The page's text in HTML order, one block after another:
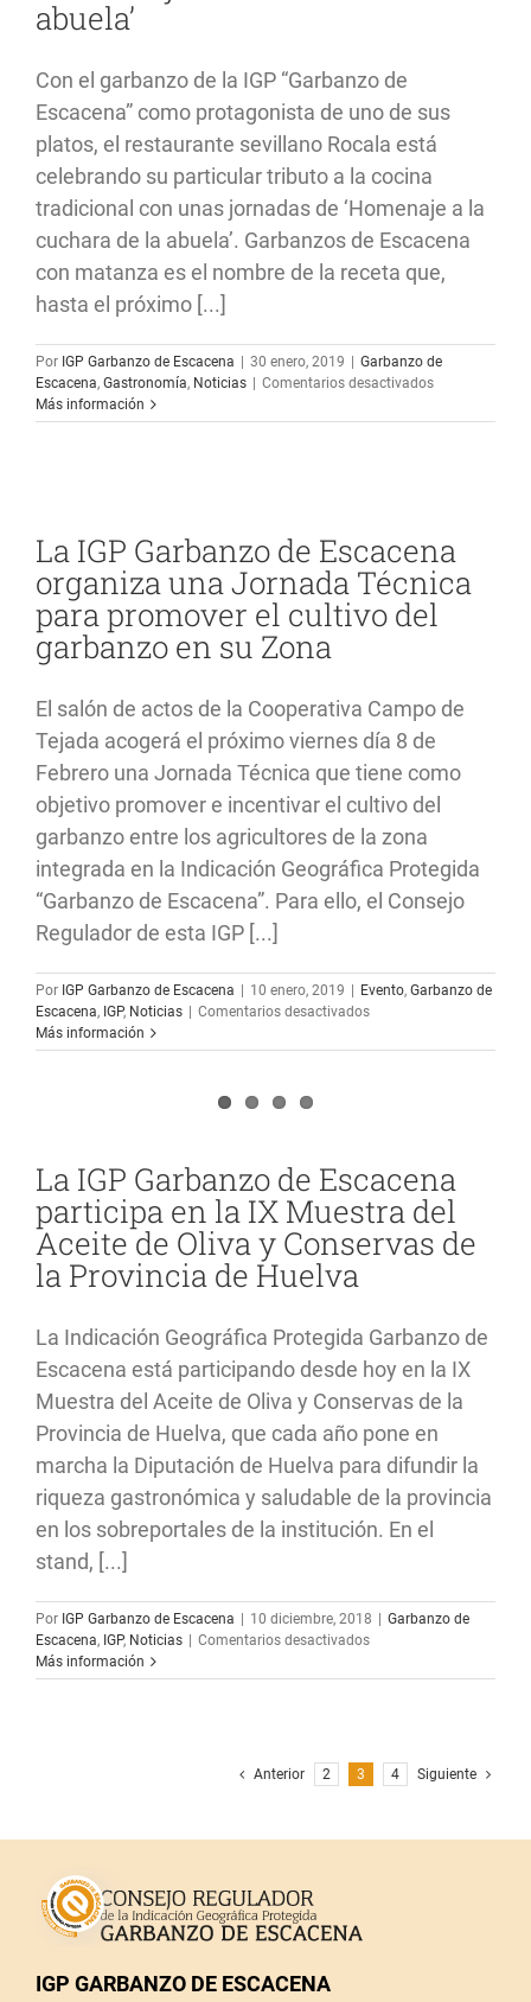
de
la
“Garbanzo
de
abuela’
Con el garbanzo de la IGP “Garbanzo de
Escacena” como protagonista de uno de sus
platos, el restaurante sevillano Rocala está
celebrando su particular tributo a la cocina
tradicional con unas jornadas de ‘Homenaje a la
cuchara de la abuela’. Garbanzos de Escacena
con matanza es el nombre de la receta que,
hasta el próximo [...]
Por IGP Garbanzo de Escacena | 30 enero, 2019 | Garbanzo de
Escacena, Gastronomía, Noticias | Comentarios desactivadosen
restaurante
con
garbanzos
de
a
cuchara
de
abuela’
Más información
La IGP Garbanzo de Escacena
organiza una Jornada Técnica
para promover el cultivo del
garbanzo en su Zona
El salón de actos de la Cooperativa Campo de
Tejada acogerá el próximo viernes día 8 de
Febrero una Jornada Técnica que tiene como
objetivo promover e incentivar el cultivo del
garbanzo entre los agricultores de la zona
integrada en la Indicación Geográfica Protegida
“Garbanzo de Escacena”. Para ello, el Consejo
Regulador de esta IGP [...]
Por IGP Garbanzo de Escacena | 10 enero, 2019 | Evento, Garbanzo de
Escacena, IGP, Noticias | Comentarios desactivadosen
IGP
Jornada
Técnica
para
promover
garbanzo
su
Zona
Más información
La IGP Garbanzo de Escacena
participa en la IX Muestra del
Aceite de Oliva y Conservas de
la Provincia de Huelva
La Indicación Geográfica Protegida Garbanzo de
Escacena está participando desde hoy en la IX
Muestra del Aceite de Oliva y Conservas de la
Provincia de Huelva, que cada año pone en
marcha la Diputación de Huelva para difundir la
riqueza gastronómica y saludable de la provincia
en los sobreportales de la institución. En el
stand, [...]
Por IGP Garbanzo de Escacena | 10 diciembre, 2018 | Garbanzo de
Escacena, IGP, Noticias | Comentarios desactivadosen
IGP
participa
en
Más información
Anterior 2 3 4 Siguiente
IGP GARBANZO DE ESCACENA